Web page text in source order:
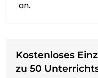
an.
Kostenloses
zu 50